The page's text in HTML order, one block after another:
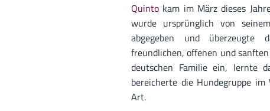
Quinto kam im März dieses
wurde ursprünglich von
abgegeben und überzeugte
freundlichen, offenen und
deutschen Familie ein, lernte
bereicherte die Hundegruppe
Art.